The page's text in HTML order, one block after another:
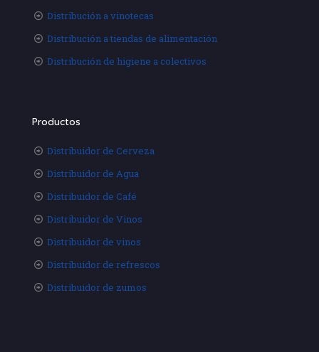
Distribución a vinotecas
Distribución a tiendas de alimentación
Distribución de higiene a colectivos
Productos
Distribuidor de Cerveza
Distribuidor de Agua
Distribuidor de Café
Distribuidor de Vinos
Distribuidor de vinos
Distribuidor de refrescos
Distribuidor de zumos